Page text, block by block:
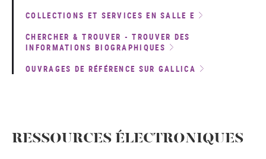
COLLECTIONS ET SERVICES EN SALLE E
CHERCHER & TROUVER - TROUVER DES
INFORMATIONS BIOGRAPHIQUES
OUVRAGES DE RÉFÉRENCE SUR GALLICA
RESSOURCES ÉLECTRONIQUES